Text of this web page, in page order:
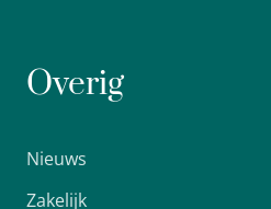
Overig
Nieuws
Zakelijk